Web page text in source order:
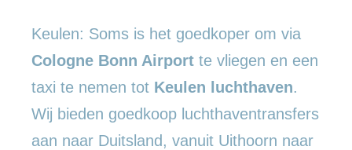
Keulen: Soms is het goedkoper om via
Cologne Bonn Airport te vliegen en een
taxi te nemen tot Keulen luchthaven.
Wij bieden goedkoop luchthaventransfers
aan naar Duitsland, vanuit Uithoorn naar